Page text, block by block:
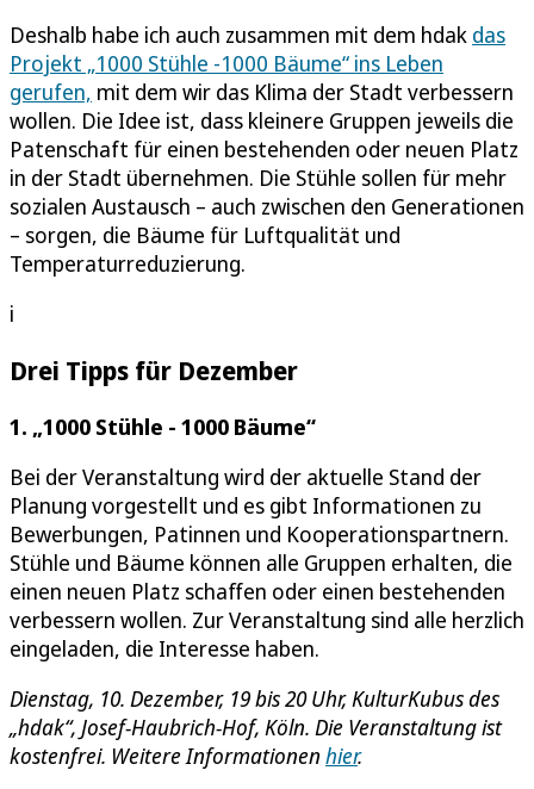
Deshalb habe ich auch zusammen mit dem hdak das
Projekt „1000 Stühle -1000 Bäume“ ins Leben
gerufen, mit dem wir das Klima der Stadt verbessern
wollen. Die Idee ist, dass kleinere Gruppen jeweils die
Patenschaft für einen bestehenden oder neuen Platz
in der Stadt übernehmen. Die Stühle sollen für mehr
sozialen Austausch – auch zwischen den Generationen
– sorgen, die Bäume für Luftqualität und
Temperaturreduzierung.
i
Drei Tipps für Dezember
1. „1000 Stühle - 1000 Bäume“
Bei der Veranstaltung wird der aktuelle Stand der
Planung vorgestellt und es gibt Informationen zu
Bewerbungen, Patinnen und Kooperationspartnern.
Stühle und Bäume können alle Gruppen erhalten, die
einen neuen Platz schaffen oder einen bestehenden
verbessern wollen. Zur Veranstaltung sind alle herzlich
eingeladen, die Interesse haben.
Dienstag, 10. Dezember, 19 bis 20 Uhr, KulturKubus des
„hdak“, Josef-Haubrich-Hof, Köln. Die Veranstaltung ist
kostenfrei. Weitere Informationen hier.